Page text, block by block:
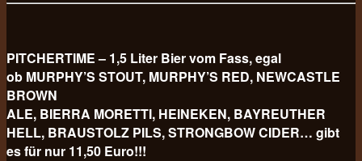
PITCHERTIME – 1,5 Liter Bier vom Fass, egal
ob MURPHY’S STOUT, MURPHY’S RED, NEWCASTLE
BROWN
ALE, BIERRA MORETTI, HEINEKEN, BAYREUTHER
HELL, BRAUSTOLZ PILS, STRONGBOW CIDER… gibt
es für nur 11,50 Euro!!!